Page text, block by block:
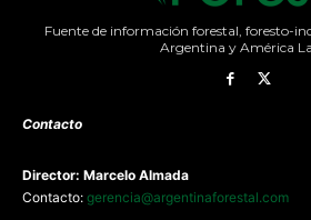
Fuente de información forestal, foresto-
Argentina y América
Contacto
Director: Marcelo Almada
Contacto: gerencia@argentinaforestal.com